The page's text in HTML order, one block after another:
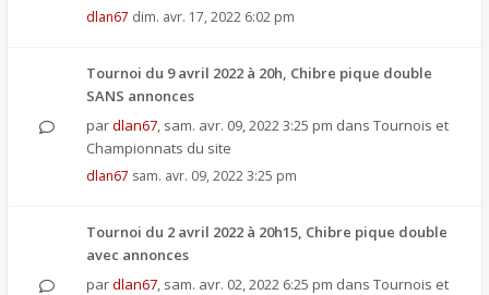
dlan67 dim. avr. 17, 2022 6:02 pm
Tournoi du 9 avril 2022 à 20h, Chibre pique double
SANS annonces
pardlan67, sam. avr. 09, 2022 3:25 pm dans Tournois et
Championnats du site
dlan67 sam. avr. 09, 2022 3:25 pm
Tournoi du 2 avril 2022 à 20h15, Chibre pique double
avec annonces
pardlan67, sam. avr. 02, 2022 6:25 pm dans Tournois et